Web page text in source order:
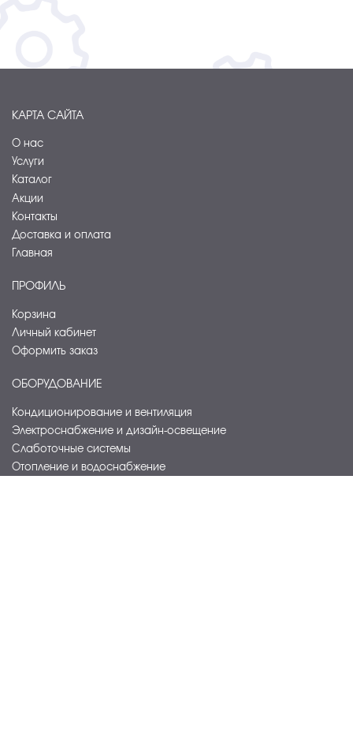
КАРТА САЙТА
О нас
Услуги
Каталог
Акции
Контакты
Доставка и оплата
Главная
ПРОФИЛЬ
Корзина
Личный кабинет
Оформить заказ
ОБОРУДОВАНИЕ
Кондиционирование и вентиляция
Электроснабжение и дизайн-освещение
Слаботочные системы
Отопление и водоснабжение